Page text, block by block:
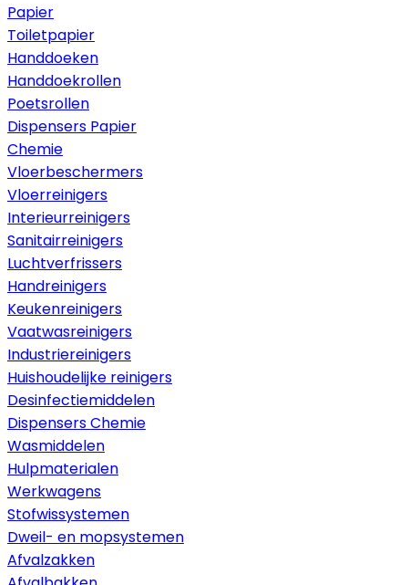
Papier
Toiletpapier
Handdoeken
Handdoekrollen
Poetsrollen
Dispensers Papier
Chemie
Vloerbeschermers
Vloerreinigers
Interieurreinigers
Sanitairreinigers
Luchtverfrissers
Handreinigers
Keukenreinigers
Vaatwasreinigers
Industriereinigers
Huishoudelijke reinigers
Desinfectiemiddelen
Dispensers Chemie
Wasmiddelen
Hulpmaterialen
Werkwagens
Stofwissystemen
Dweil- en mopsystemen
Afvalzakken